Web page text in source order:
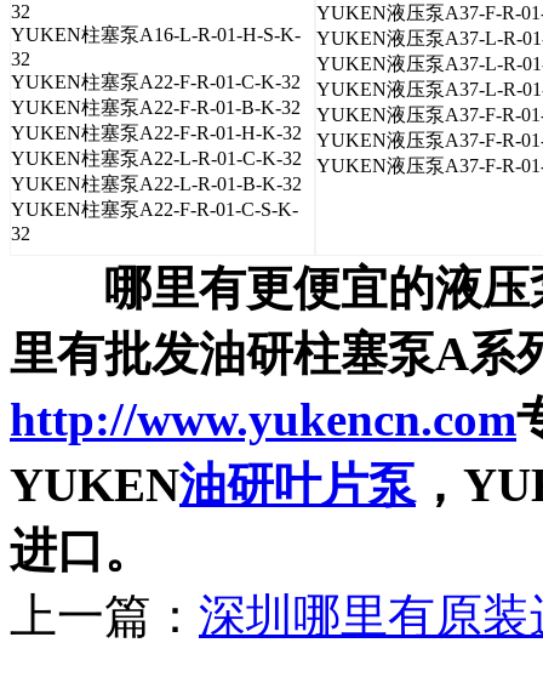
32
YUKEN柱塞泵A16-L-R-01-H-S-K-
32
YUKEN柱塞泵A22-F-R-01-C-K-32
YUKEN柱塞泵A22-F-R-01-B-K-32
YUKEN柱塞泵A22-F-R-01-H-K-32
YUKEN柱塞泵A22-L-R-01-C-K-32
YUKEN柱塞泵A22-L-R-01-B-K-32
YUKEN柱塞泵A22-F-R-01-C-S-K-
32
YUKEN液压泵A37-F-R-
YUKEN液压泵A37-L-R-
YUKEN液压泵A37-L-R-
YUKEN液压泵A37-L-R-
YUKEN液压泵A37-F-R-
YUKEN液压泵A37-F-R-
YUKEN液压泵A37-F-R-
哪里有更便宜的液
里有批发油研柱塞泵A系
http://www.yukencn.com
YUKEN油研叶片泵 ，
进口。
上一篇： 深圳哪里有原